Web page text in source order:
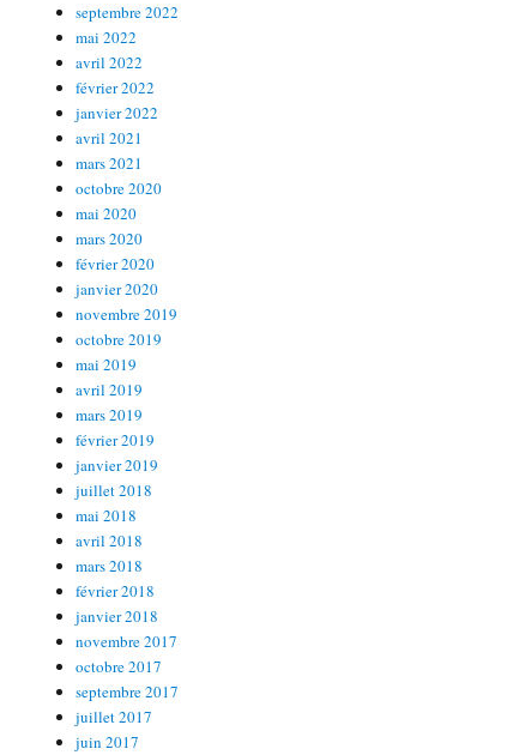
septembre 2022
mai 2022
avril 2022
février 2022
janvier 2022
avril 2021
mars 2021
octobre 2020
mai 2020
mars 2020
février 2020
janvier 2020
novembre 2019
octobre 2019
mai 2019
avril 2019
mars 2019
février 2019
janvier 2019
juillet 2018
mai 2018
avril 2018
mars 2018
février 2018
janvier 2018
novembre 2017
octobre 2017
septembre 2017
juillet 2017
juin 2017